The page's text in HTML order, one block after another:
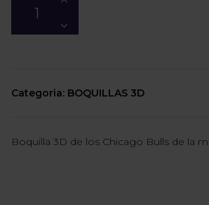
Categoria: BOQUILLAS 3D
Boquilla 3D de los Chicago Bulls de la